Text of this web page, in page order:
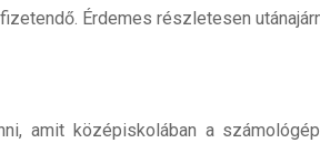
Érdemes részletesen
amit középiskolában a